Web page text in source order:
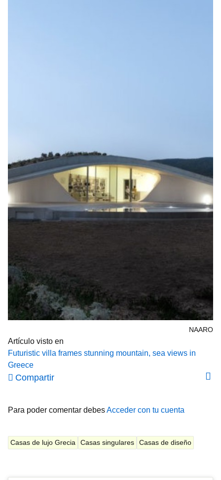
NAARO
Artículo visto en
Futuristic villa frames stunning mountain, sea views in
Greece
Compartir
Para poder comentar debesAcceder con tu cuenta
Casas de lujo Grecia Casas singulares Casas de diseño